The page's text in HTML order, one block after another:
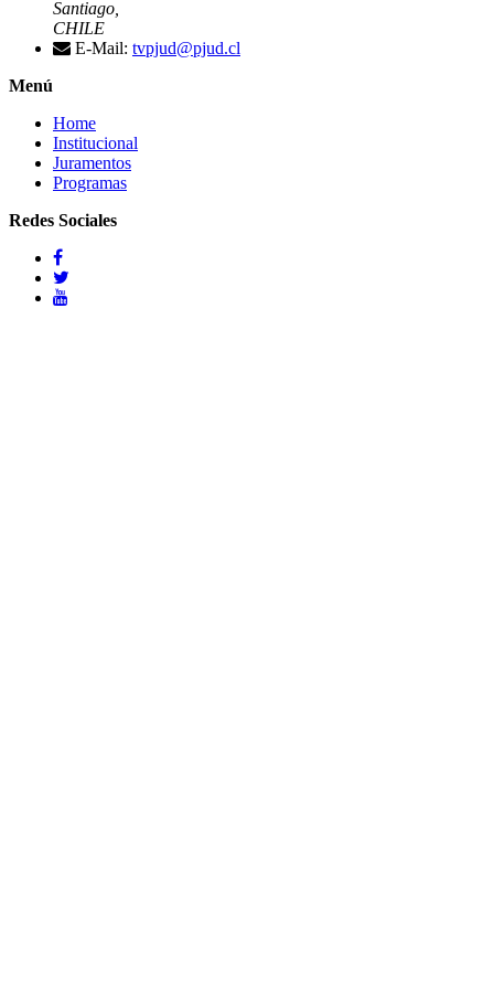
Santiago,
CHILE
E-Mail: tvpjud@pjud.cl
Menú
Home
Institucional
Juramentos
Programas
Redes Sociales